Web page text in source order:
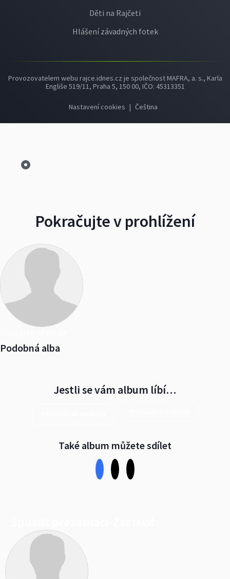
Děti na Rajčeti
Hlášení závadných fotek
Provozovatelem webu rajce.idnes.cz je společnost MAFRA, a. s., Karla
Engliše 519/11, Praha 5, 150 00, IČO: 45313351
Nastavení cookies | Čeština
Pokračujte v prohlížení
Podobná alba
Jestli se vám album líbí…
Také album můžete sdílet